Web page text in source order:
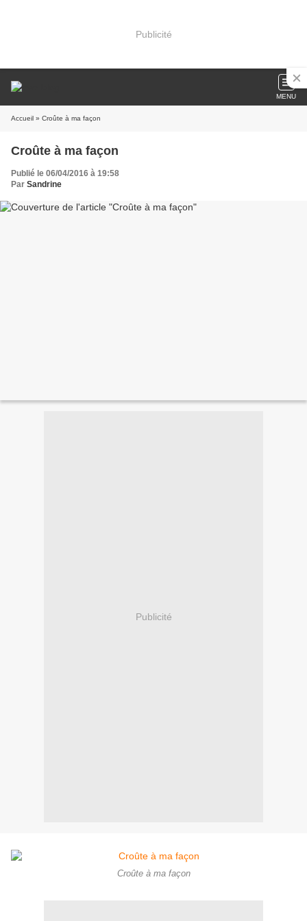
Publicité
MENU
Accueil » Croûte à ma façon
Croûte à ma façon
Publié le 06/04/2016 à 19:58
Par Sandrine
Publicité
Croûte à ma façon